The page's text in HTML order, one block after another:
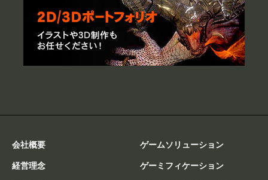
会社概要
経営理念
ゲームソリューション
ゲーミフィケーション